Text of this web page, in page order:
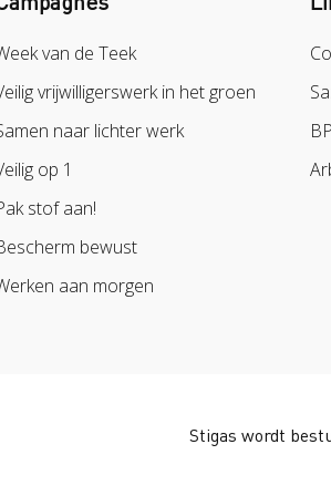
van de Teek
vrijwilligerswerk in het groen
naar lichter werk
op 1
stof aan!
bewust
aan morgen
Stigas wordt